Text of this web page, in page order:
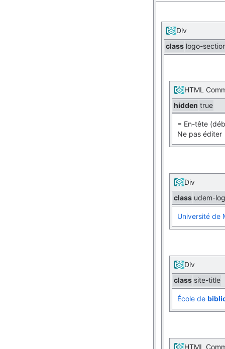
Div
class logo-
HTML
hidden true
= En-tête
Ne pas éditer
Div
class udem-
Université de
Div
class site-title
École de
HTML